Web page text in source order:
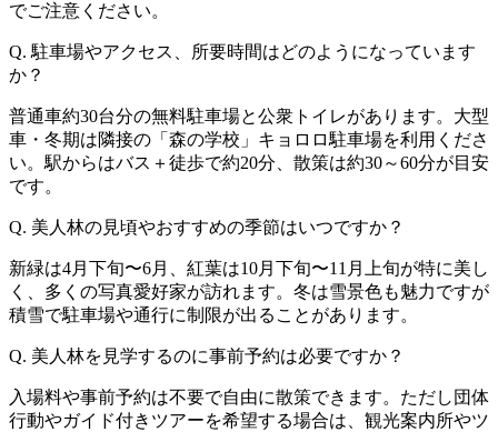
でご注意ください。
Q. 駐車場やアクセス、所要時間はどのようになっています
か？
普通車約30台分の無料駐車場と公衆トイレがあります。大型
車・冬期は隣接の「森の学校」キョロロ駐車場を利用くださ
い。駅からはバス＋徒歩で約20分、散策は約30～60分が目安
です。
Q. 美人林の見頃やおすすめの季節はいつですか？
新緑は4月下旬〜6月、紅葉は10月下旬〜11月上旬が特に美し
く、多くの写真愛好家が訪れます。冬は雪景色も魅力ですが
積雪で駐車場や通行に制限が出ることがあります。
Q. 美人林を見学するのに事前予約は必要ですか？
入場料や事前予約は不要で自由に散策できます。ただし団体
行動やガイド付きツアーを希望する場合は、観光案内所やツ